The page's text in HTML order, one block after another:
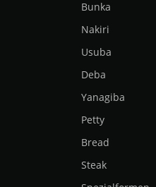
Bunka
Nakiri
Usuba
Deba
Yanagiba
Petty
Bread
Steak